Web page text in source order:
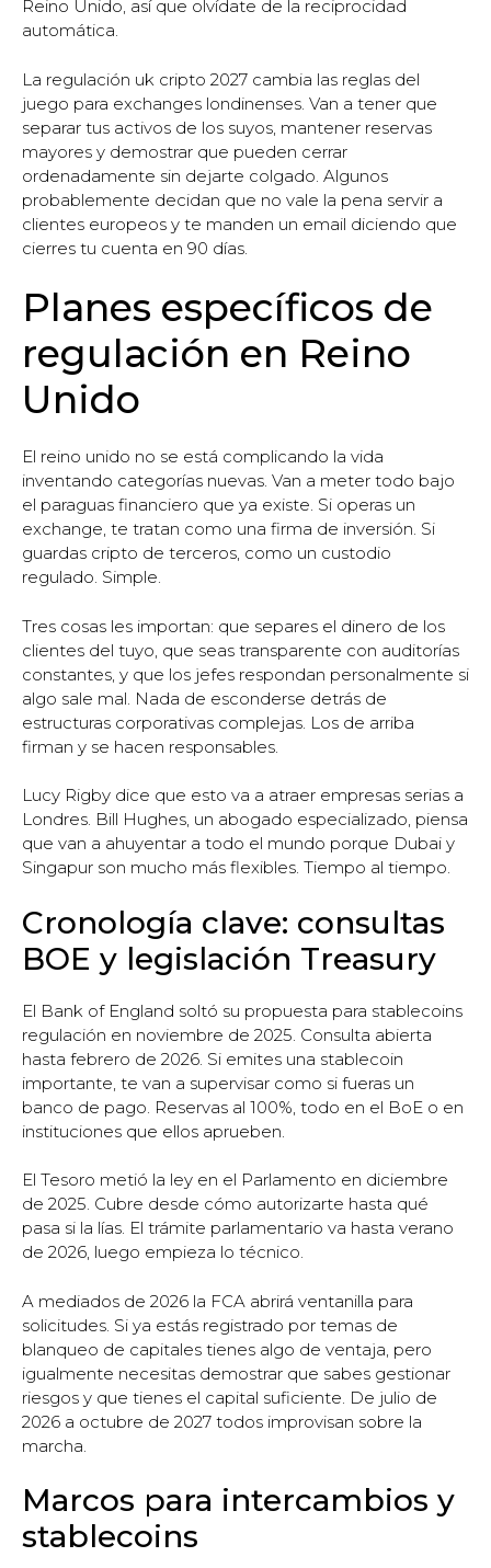
Reino Unido, así que olvídate de la reciprocidad
automática.
La regulación uk cripto 2027 cambia las reglas del
juego para exchanges londinenses. Van a tener que
separar tus activos de los suyos, mantener reservas
mayores y demostrar que pueden cerrar
ordenadamente sin dejarte colgado. Algunos
probablemente decidan que no vale la pena servir a
clientes europeos y te manden un email diciendo que
cierres tu cuenta en 90 días.
Planes específicos de
regulación en Reino
Unido
El reino unido no se está complicando la vida
inventando categorías nuevas. Van a meter todo bajo
el paraguas financiero que ya existe. Si operas un
exchange, te tratan como una firma de inversión. Si
guardas cripto de terceros, como un custodio
regulado. Simple.
Tres cosas les importan: que separes el dinero de los
clientes del tuyo, que seas transparente con auditorías
constantes, y que los jefes respondan personalmente si
algo sale mal. Nada de esconderse detrás de
estructuras corporativas complejas. Los de arriba
firman y se hacen responsables.
Lucy Rigby dice que esto va a atraer empresas serias a
Londres. Bill Hughes, un abogado especializado, piensa
que van a ahuyentar a todo el mundo porque Dubai y
Singapur son mucho más flexibles. Tiempo al tiempo.
Cronología clave: consultas
BOE y legislación Treasury
El Bank of England soltó su propuesta para stablecoins
regulación en noviembre de 2025. Consulta abierta
hasta febrero de 2026. Si emites una stablecoin
importante, te van a supervisar como si fueras un
banco de pago. Reservas al 100%, todo en el BoE o en
instituciones que ellos aprueben.
El Tesoro metió la ley en el Parlamento en diciembre
de 2025. Cubre desde cómo autorizarte hasta qué
pasa si la lías. El trámite parlamentario va hasta verano
de 2026, luego empieza lo técnico.
A mediados de 2026 la FCA abrirá ventanilla para
solicitudes. Si ya estás registrado por temas de
blanqueo de capitales tienes algo de ventaja, pero
igualmente necesitas demostrar que sabes gestionar
riesgos y que tienes el capital suficiente. De julio de
2026 a octubre de 2027 todos improvisan sobre la
marcha.
Marcos para intercambios y
stablecoins